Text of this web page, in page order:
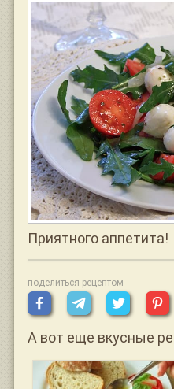
Приятного аппетита!
поделиться рецептом
А вот еще вкусные